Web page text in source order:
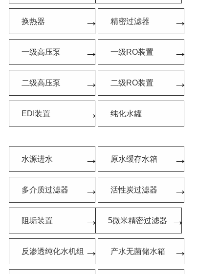
换热器 → 精密过滤器 →
一级高压泵 → 一级RO装置 →
二级高压泵 → 二级RO装置 →
EDI装置 → 纯化水罐
水源进水 → 原水缓存水箱 →
多介质过滤器 → 活性炭过滤器 →
阻垢装置 → 5微米精密过滤器 →
反渗透纯化水机组 → 产水无菌储水箱 →